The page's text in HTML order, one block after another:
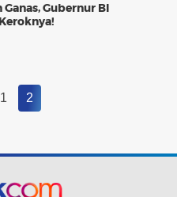
Gubernur BI
1 2